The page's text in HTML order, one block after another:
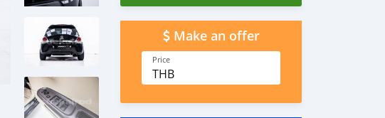
Make an offer
Price
THB